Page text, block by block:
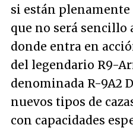
si están
que no será sencillo
donde entra en
del legendario R9-
denominada R-9A2
nuevos tipos de
con capacidades